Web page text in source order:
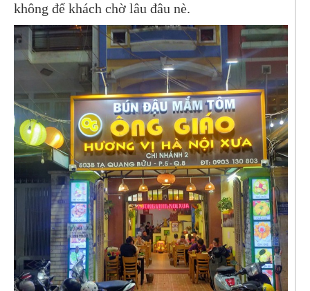
không để khách chờ lâu đâu nè.